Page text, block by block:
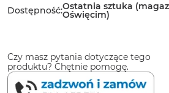
Dostępność:Ostatnia sztuka
Oświęcim)
Czy masz pytania dotyczące tego
produktu? Chętnie pomogę.